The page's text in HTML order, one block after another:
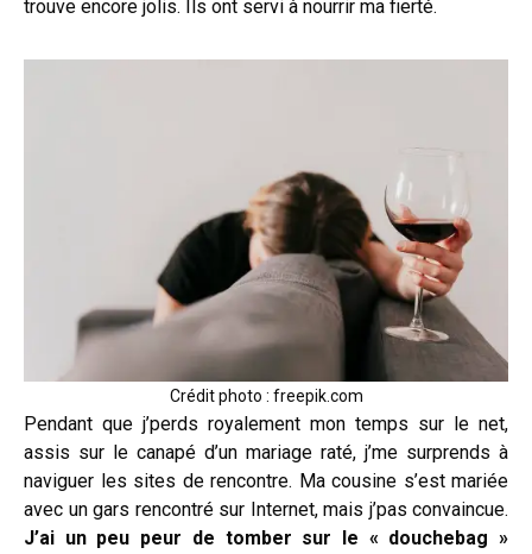
trouve encore jolis. Ils ont servi à nourrir ma fierté.
Crédit photo : freepik.com
Pendant que j’perds royalement mon temps sur le net,
assis sur le canapé d’un mariage raté, j’me surprends à
naviguer les sites de rencontre. Ma cousine s’est mariée
avec un gars rencontré sur Internet, mais j’pas convaincue.
J’ai un peu peur de tomber sur le « douchebag »